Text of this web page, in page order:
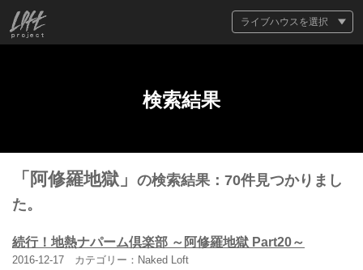
ライブハウスを選択
検索結果
「阿修羅地獄」 の検索結果：70件見つかりまし
た。
続行！地熱ナパーム倶楽部 ～阿修羅地獄 Part20～
2016-12-17
カテゴリー：Naked Loft